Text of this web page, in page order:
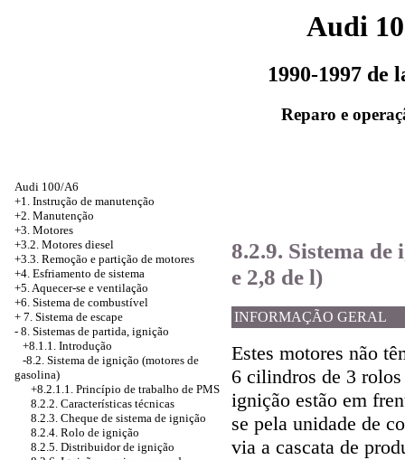
Audi
1990-1997 de
Reparo e
Audi 100/A6
+1. Instrução de manutenção
+2. Manutenção
+3. Motores
+3.2. Motores diesel
+3.3. Remoção e partição de motores
+4. Esfriamento de sistema
+5. Aquecer-se e ventilação
+6. Sistema de combustível
+ 7. Sistema de escape
- 8. Sistemas de partida, ignição
+8.1.1. Introdução
-8.2. Sistema de ignição (motores de
gasolina)
+8.2.1.1. Princípio de trabalho de PMS
8.2.2. Características técnicas
8.2.3. Cheque de sistema de ignição
8.2.4. Rolo de ignição
8.2.5. Distribuidor de ignição
8.2.9. Sistema
e 2,8 de l)
INFORMAÇÃO GERAL
Estes motores não
6 cilindros de 3
ignição estão em
se pela unidade de
via a cascata de